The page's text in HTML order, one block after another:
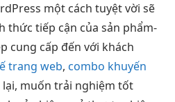
một cách tuyệt vời sẽ
thức tiếp cận của sản phẩm-
cung cấp đến với khách
trang web, combo khuyến
lại, muốn trải nghiệm tốt